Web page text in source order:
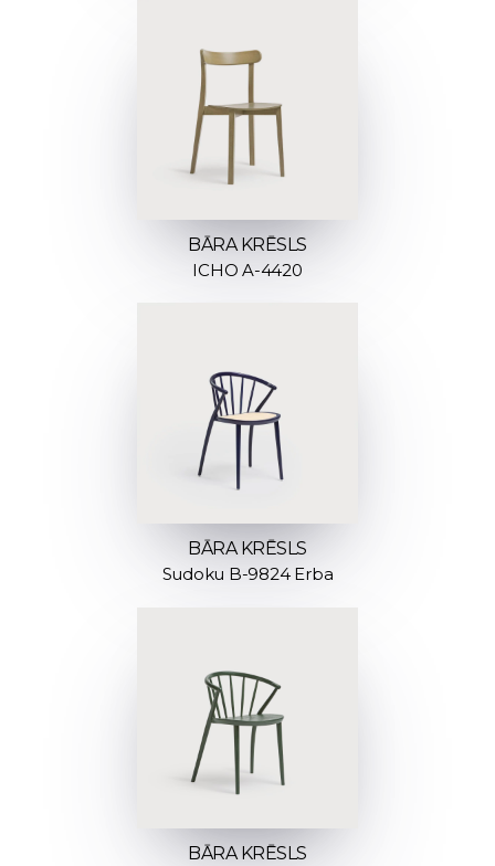
BĀRA KRĒSLS
ICHO A-4420
BĀRA KRĒSLS
Sudoku B-9824 Erba
BĀRA KRĒSLS